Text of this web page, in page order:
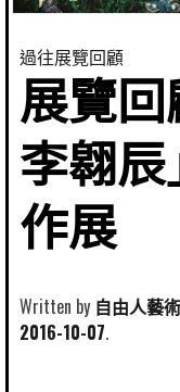
過往展覽回顧
展覽回
李翱辰
作展
Written by 自由人藝
2016-10-07